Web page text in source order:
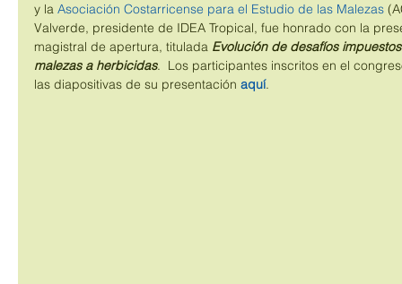
y la Asociación Costarricense para el Estudio de las Malezas
Valverde, presidente de IDEA Tropical, fue honrado con la
magistral de apertura, titulada Evolución de desafíos
malezas a herbicidas.  Los participantes inscritos en el
las diapositivas de su presentación aquí.